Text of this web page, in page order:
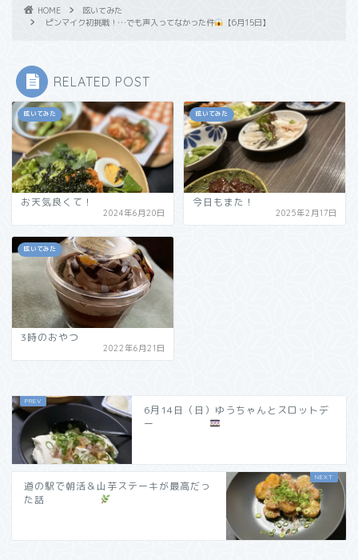
HOME
呟いてみた
ピンマイク初挑戦！…でも声入ってなかった件
【6月15日】
RELATED POST
呟いてみた
お天気良くて！
2024年6月20日
呟いてみた
今日もまた！
2025年2月17日
呟いてみた
3時のおやつ
2022年6月21日
6月14日（日）ゆうちゃんとスロットデ
ー
道の駅で朝活＆山芋ステーキが最高だっ
た話